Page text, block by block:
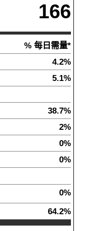
166
% 每日需量*
4.2%
5.1%
38.7%
2%
0%
0%
0%
64.2%